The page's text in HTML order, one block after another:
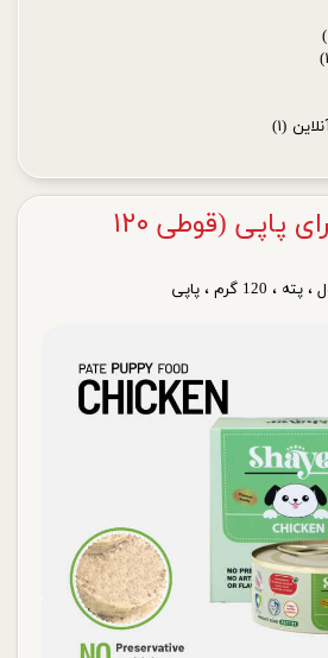
کنسرو پته مرغ برای پاپی (قوطی ۱۲۰
،پته ، 120 گرم ،پاپی
(۱)